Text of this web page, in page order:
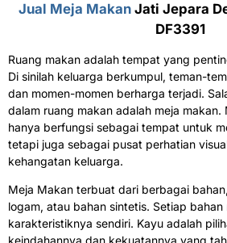
Jual Meja Makan Jati Jepara
DF3391
Ruang makan adalah tempat yang
Di sinilah keluarga berkumpul, teman-
dan momen-momen berharga terjadi.
dalam ruang makan adalah meja makan.
hanya berfungsi sebagai tempat untuk
tetapi juga sebagai pusat perhatian
kehangatan keluarga.
Meja Makan terbuat dari berbagai
logam, atau bahan sintetis. Setiap
karakteristiknya sendiri. Kayu adalah